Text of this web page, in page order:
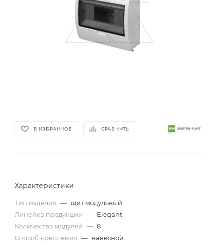
В ИЗБРАННОЕ СРАВНИТЬ
Характеристики
Тип изделия — щит модульный
Линейка продукции — Elegant
Количество модулей — 8
Способ крепления — навесной